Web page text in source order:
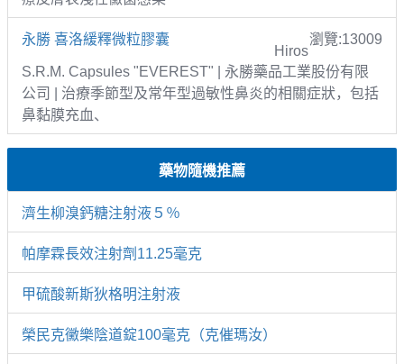
永勝 喜洛緩釋微粒膠囊 瀏覽:13009
Hiros
S.R.M. Capsules "EVEREST" | 永勝藥品工業股份有限
公司 | 治療季節型及常年型過敏性鼻炎的相關症狀，包括
鼻黏膜充血、
藥物隨機推薦
濟生柳溴鈣糖注射液５％
帕摩霖長效注射劑11.25毫克
甲硫酸新斯狄格明注射液
榮民克黴樂陰道錠100毫克（克催瑪汝）